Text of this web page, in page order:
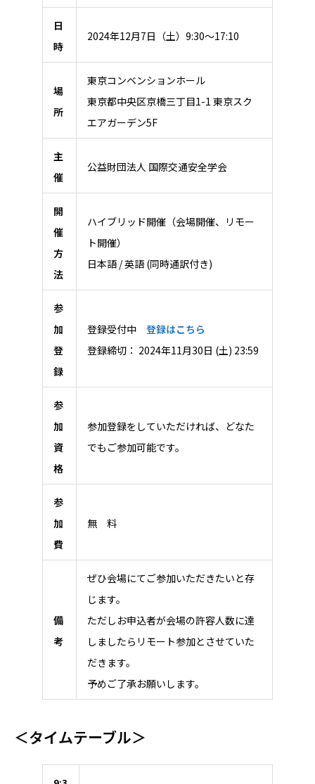
日
時
2024年12月7日（土）9:30～17:10
場
所
東京コンベンションホール
東京都中央区京橋三丁目1-1 東京スク
エアガーデン5F
主
催
公益財団法人 国際交通安全学会
開
催
方
法
ハイブリッド開催（会場開催、リモー
ト開催）
日本語 / 英語 (同時通訳付き)
参
加
登
録
登録受付中 登録はこちら
登録締切： 2024年11月30日 (土) 23:59
参
加
資
格
参加登録をしていただければ、どなた
でもご参加可能です。
参
加
費
無 料
備
考
ぜひ会場にてご参加いただきたいと存
じます。
ただしお申込者が会場の許容人数に達
しましたらリモート参加とさせていた
だきます。
予めご了承お願いします。
＜タイムテーブル＞